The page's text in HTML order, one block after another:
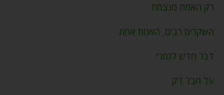
רק האמת מנצחת
השקרים רבים, האמת אחת
דבר חדש לגמרי
על חבל דק